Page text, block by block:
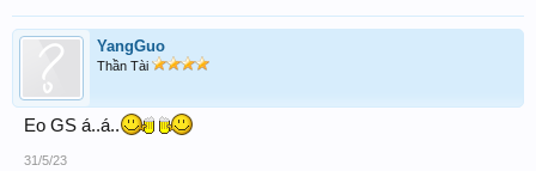
YangGuo
Thần Tài
Eo GS á..á..
31/5/23